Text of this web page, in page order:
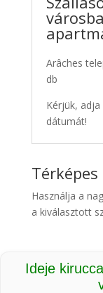
Arâches
db
Kérjük,
dátumát!
Használja a
a kiválasztott
Ideje